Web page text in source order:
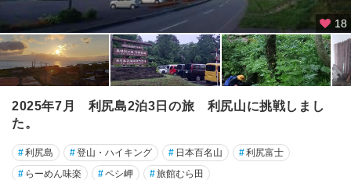
18
2025年7月 利尻島2泊3日の旅 利尻山に挑戦しまし
た。
#利尻島 #登山・ハイキング # 日本百名山 #利尻富士
# らーめん味楽 #ペシ岬 #旅館むら田